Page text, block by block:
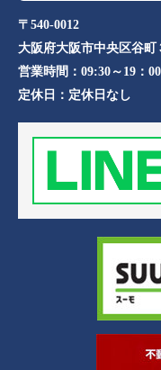
〒540-0012
大阪府大阪市中央区谷
営業時間： 09:30～19：
定休日： 定休日なし